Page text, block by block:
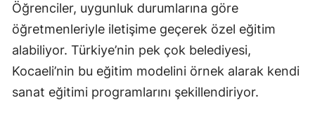
Öğrenciler, uygunluk durumlarına göre
öğretmenleriyle iletişime geçerek özel eğitim
alabiliyor. Türkiye’nin pek çok belediyesi,
Kocaeli’nin bu eğitim modelini örnek alarak kendi
sanat eğitimi programlarını şekillendiriyor.